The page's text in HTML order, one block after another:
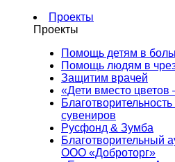
Проекты
Проекты
Помощь детям в
Помощь людям в
Защитим врачей
«Дети вместо цветов
сувениров
Русфонд & Зумба
Благотворительный
ООО «Доброторг»